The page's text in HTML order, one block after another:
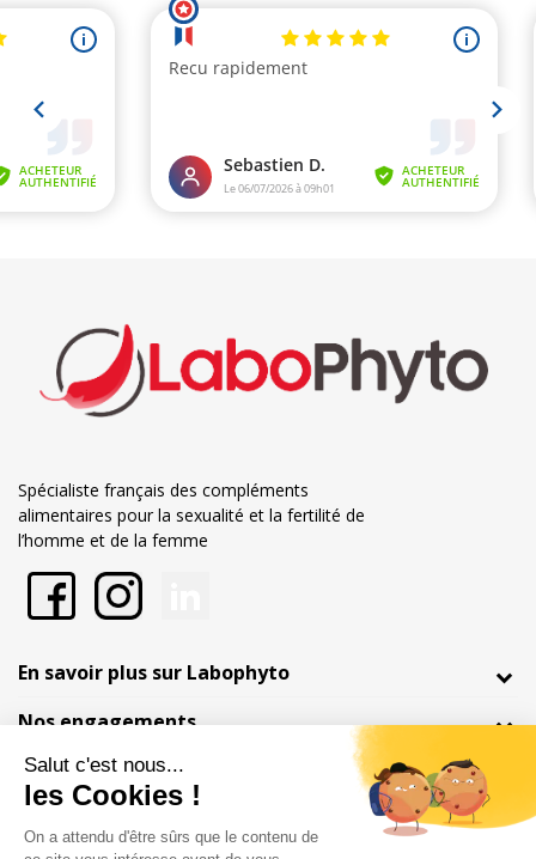
Spécialiste français des compléments
alimentaires pour la sexualité et la fertilité de
l’homme et de la femme
En savoir plus sur Labophyto
Nos engagements
Informations
Marchand approuvé par la Société des Avis Garantis, cliquez ici pour
vérifier.